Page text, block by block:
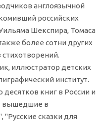
англоязычной
российских
Шекспира, Томаса
более сотни других
иллюстратор детских
институт.
книг в России и
вышедшие в
"Русские сказки для